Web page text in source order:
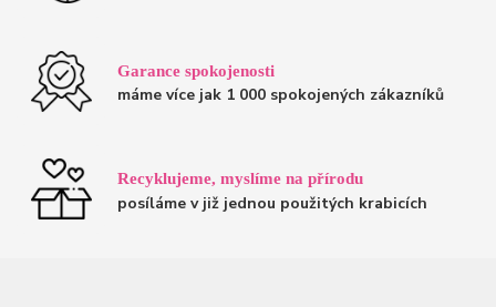
Garance spokojenosti
máme více jak 1 000 spokojených zákazníků
Recyklujeme, myslíme na přírodu
posíláme v již jednou použitých krabicích